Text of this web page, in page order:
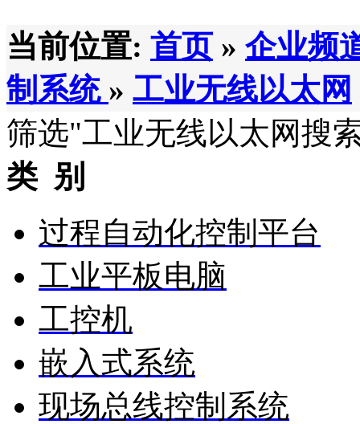
当前位置: 首页 » 企业频
制系统 » 工业无线以太网
筛选"工业无线以太网搜
类 别
过程自动化控制平台
工业平板电脑
工控机
嵌入式系统
现场总线控制系统